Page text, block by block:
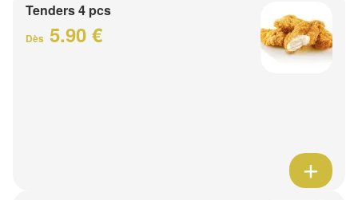
Tenders 4 pcs
Dès 5.90 €